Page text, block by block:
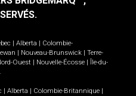
Alberta
Colombie-
Nouveau-Brunswick
Terre-
Ouest Nouvelle-Écosse
Île-du-
.
Alberta Colombie-Britannique